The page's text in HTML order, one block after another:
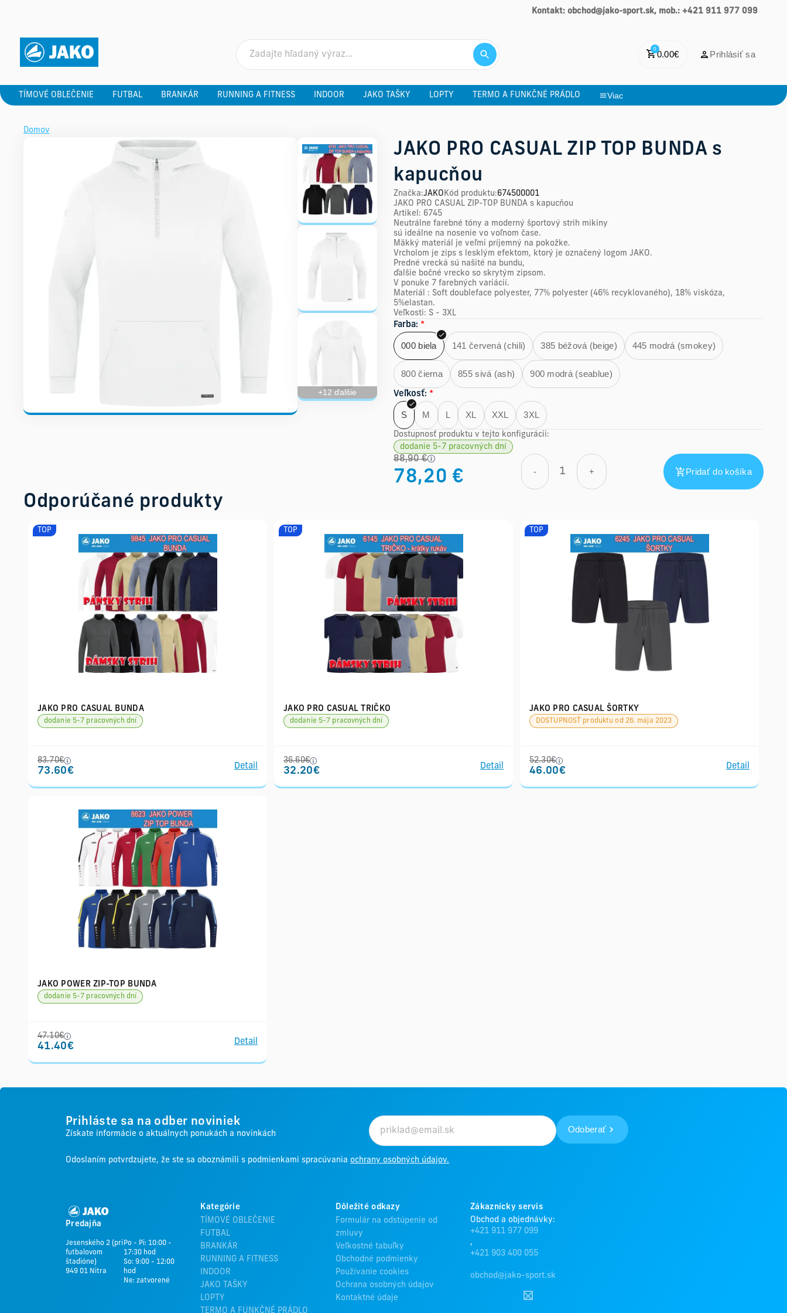
Kontakt: obchod@jako-sport.sk, mob.: +421 911 977 099
0
0.00€ Prihlásiť sa
TÍMOVÉ OBLEČENIE FUTBAL BRANKÁR RUNNING A FITNESS INDOOR JAKO TAŠKY LOPTY TERMO A FUNKČNÉ PRÁDLO Viac
Domov
+12 ďalšie
JAKO PRO CASUAL ZIP TOP BUNDA s
kapucňou
Značka:JAKOKód produktu:674500001
JAKO PRO CASUAL ZIP-TOP BUNDA s kapucňou
Artikel: 6745
Neutrálne farebné tóny a moderný športový strih mikiny
sú ideálne na nosenie vo voľnom čase.
Mäkký materiál je veľmi príjemný na pokožke.
Vrcholom je zips s lesklým efektom, ktorý je označený logom JAKO.
Predné vrecká sú našité na bundu,
ďalšie bočné vrecko so skrytým zipsom.
V ponuke 7 farebných variácií.
Materiál : Soft doubleface polyester, 77% polyester (46% recyklovaného), 18% viskóza,
5%elastan.
Veľkosti: S - 3XL
Farba: *
000 biela 141 červená (chili) 385 béžová (beige) 445 modrá (smokey)
800 čierna 855 sivá (ash) 900 modrá (seablue)
Veľkosť: *
S M L XL XXL 3XL
Dostupnosť produktu v tejto konfigurácii:
dodanie 5-7 pracovných dní
88,90 €
78,20 € - + Pridať do košíka
Odporúčané produkty
TOP
JAKO PRO CASUAL BUNDA
dodanie 5-7 pracovných dní
83.70€
73.60€ Detail
TOP
JAKO PRO CASUAL TRIČKO
dodanie 5-7 pracovných dní
36.60€
32.20€ Detail
TOP
JAKO PRO CASUAL ŠORTKY
DOSTUPNOSŤ produktu od 26. mája 2023
52.30€
46.00€ Detail
JAKO POWER ZIP-TOP BUNDA
dodanie 5-7 pracovných dní
47.10€
41.40€ Detail
Prihláste sa na odber noviniek
Získate informácie o aktuálnych ponukách a novinkách Odoberať
Odoslaním potvrdzujete, že ste sa oboznámili s podmienkami spracúvania ochrany osobných údajov.
Predajňa
Jesenského 2 (pri
futbalovom
štadióne)
949 01 Nitra
Po - Pi: 10:00 -
17:30 hod
So: 9:00 - 12:00
hod
Ne: zatvorené
Kategórie
TÍMOVÉ OBLEČENIE
FUTBAL
BRANKÁR
RUNNING A FITNESS
INDOOR
JAKO TAŠKY
LOPTY
TERMO A FUNKČNÉ PRÁDLO
Dôležité odkazy
Formulár na odstúpenie od
zmluvy
Veľkostné tabuľky
Obchodné podmienky
Používanie cookies
Ochrana osobných údajov
Kontaktné údaje
Zákaznícky servis
Obchod a objednávky:
+421 911 977 099
,
+421 903 400 055
obchod@jako-sport.sk